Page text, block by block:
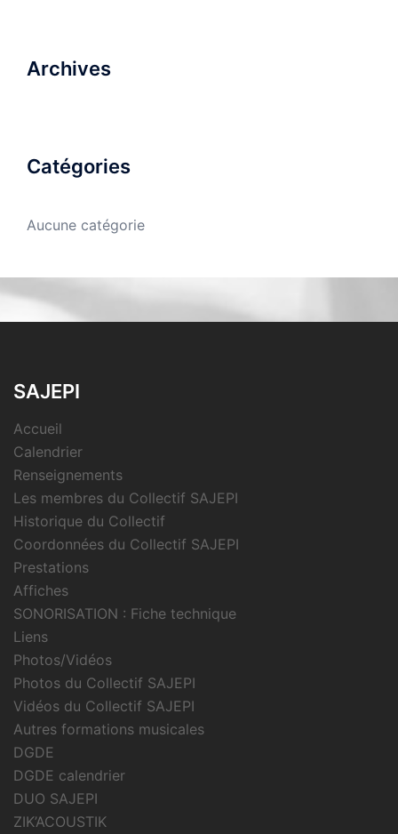
Archives
Catégories
Aucune catégorie
SAJEPI
Accueil
Calendrier
Renseignements
Les membres du Collectif SAJEPI
Historique du Collectif
Coordonnées du Collectif SAJEPI
Prestations
Affiches
SONORISATION : Fiche technique
Liens
Photos/Vidéos
Photos du Collectif SAJEPI
Vidéos du Collectif SAJEPI
Autres formations musicales
DGDE
DGDE calendrier
DUO SAJEPI
ZIK’ACOUSTIK